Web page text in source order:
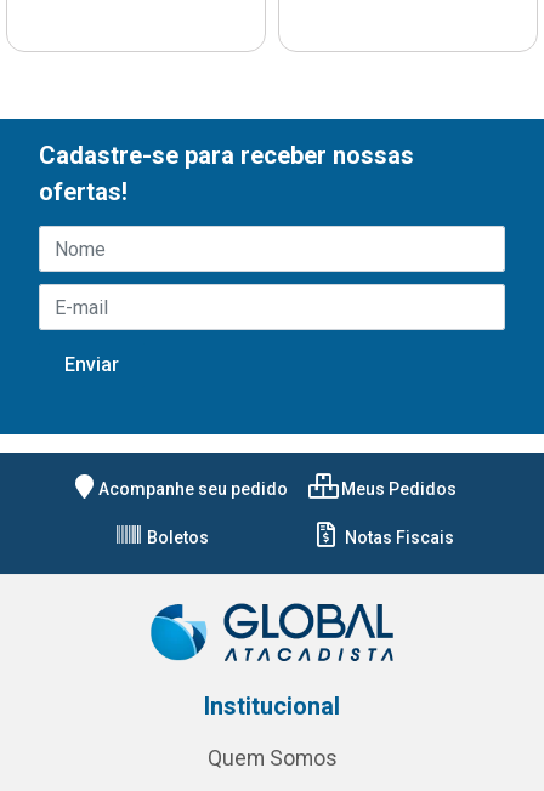
Cadastre-se para receber nossas
ofertas!
Acompanhe seu pedido Meus Pedidos
Boletos Notas Fiscais
Institucional
Quem Somos